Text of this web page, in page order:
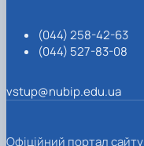
(044) 258-42-63
(044) 527-83-08
vstup@nubip.edu.ua
Офіційний портал сайту